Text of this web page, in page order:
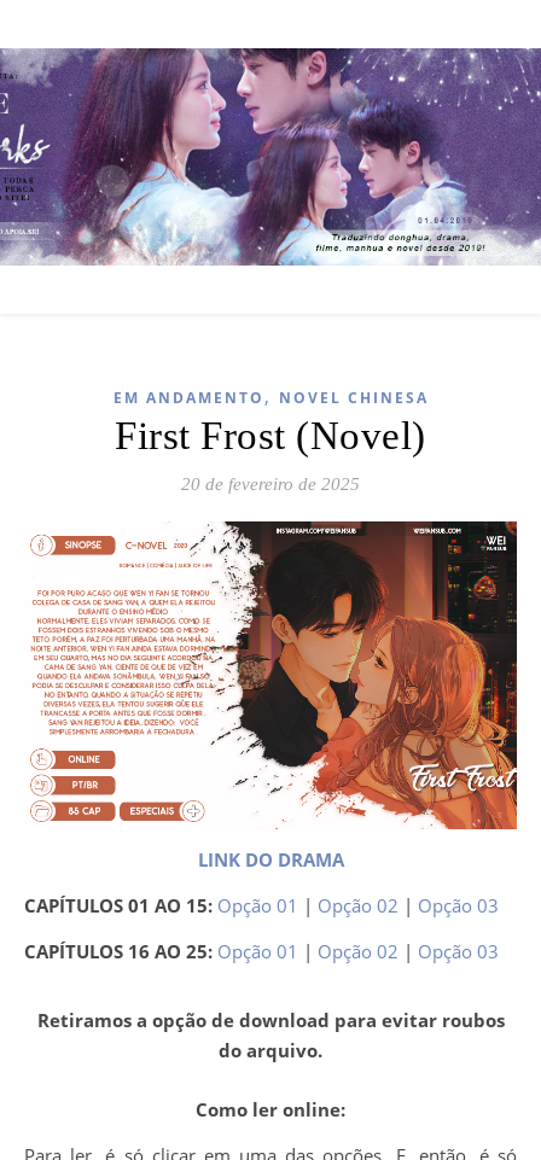
EM ANDAMENTO , NOVEL CHINESA
First Frost (Novel)
20 de fevereiro de 2025
LINK DO DRAMA
CAPÍTULOS 01 AO 15: Opção 01 | Opção 02 | Opção 03
CAPÍTULOS 16 AO 25: Opção 01 | Opção 02 | Opção 03
Retiramos a opção de download para evitar roubos
do arquivo.
Como ler online:
Para ler, é só clicar em uma das opções. E, então, é só